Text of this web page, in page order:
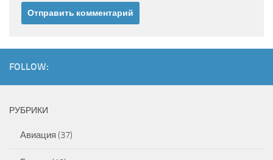
FOLLOW:
РУБРИКИ
Авиация (37)